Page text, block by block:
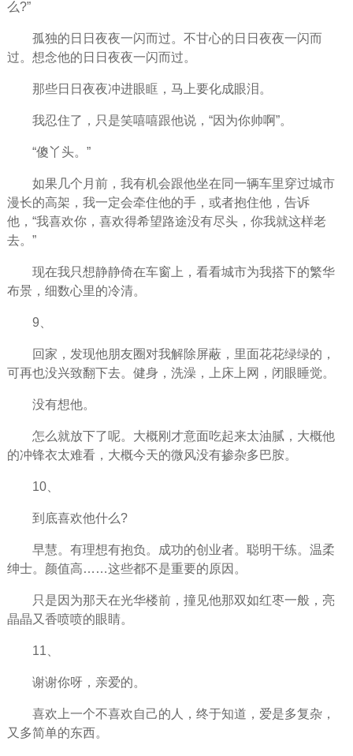
么?”
孤独的日日夜夜一闪而过。不甘心的日日夜夜一闪而
过。想念他的日日夜夜一闪而过。
那些日日夜夜冲进眼眶，马上要化成眼泪。
我忍住了，只是笑嘻嘻跟他说，“因为你帅啊”。
“傻丫头。”
如果几个月前，我有机会跟他坐在同一辆车里穿过城市
漫长的高架，我一定会牵住他的手，或者抱住他，告诉
他，“我喜欢你，喜欢得希望路途没有尽头，你我就这样老
去。”
现在我只想静静倚在车窗上，看看城市为我搭下的繁华
布景，细数心里的冷清。
9、
回家，发现他朋友圈对我解除屏蔽，里面花花绿绿的，
可再也没兴致翻下去。健身，洗澡，上床上网，闭眼睡觉。
没有想他。
怎么就放下了呢。大概刚才意面吃起来太油腻，大概他
的冲锋衣太难看，大概今天的微风没有掺杂多巴胺。
10、
到底喜欢他什么?
早慧。有理想有抱负。成功的创业者。聪明干练。温柔
绅士。颜值高……这些都不是重要的原因。
只是因为那天在光华楼前，撞见他那双如红枣一般，亮
晶晶又香喷喷的眼睛。
11、
谢谢你呀，亲爱的。
喜欢上一个不喜欢自己的人，终于知道，爱是多复杂，
又多简单的东西。